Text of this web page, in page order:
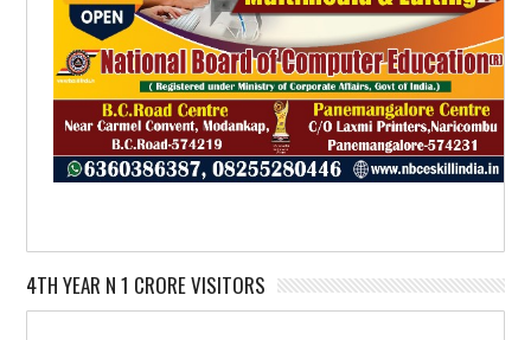
4TH YEAR N 1 CRORE VISITORS